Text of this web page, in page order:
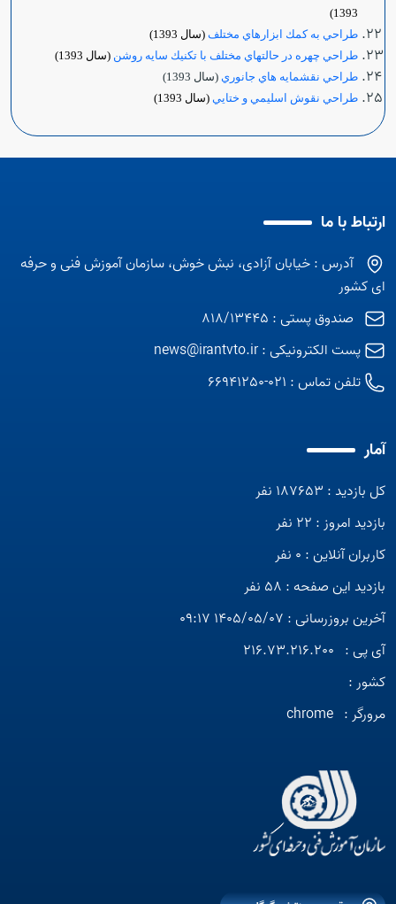
1393)
طراحي به كمك ابزارهاي مختلف (سال 1393)
طراحي چهره در حالتهاي مختلف با تكنيك سايه روشن (سال 1393)
طراحي نقشمايه هاي جانوري (سال 1393)
طراحي نقوش اسليمي و ختايي (سال 1393)
ارتباط با ما
آدرس : خیابان آزادی، نبش خوش، سازمان آموزش فنی و حرفه
ای کشور
صندوق پستی : 818/13445
پست الکترونیکی :news@irantvto.ir
تلفن تماس : 021-66941250
آمار
کل بازدید : 187653 نفر
بازدید امروز : 22 نفر
کاربران آنلاین : 0 نفر
بازدید این صفحه : 58 نفر
آخرین بروزرسانی : 1405/05/07 09:17
آی پی : 216.73.216.200
کشور :
مرورگر : chrome